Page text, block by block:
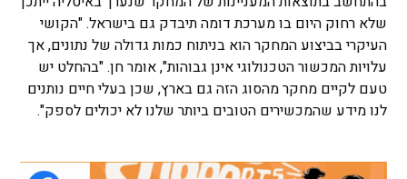
שלא רחוק היום בו מערכת דומה תיבדק גם בישראל. "הקושי
העיקרי בביצוע המחקר הוא בניתוח כמות גדולה של נתונים, אך
עלויות המכשור הטכנולוגי אינן גבוהות", אומר חן. "בהחלט יש
טעם לקיים מחקר מהסוג הזה גם בארץ, שכן בעלי חיים נותנים
לנו מידע שהמכשירים הטובים ביותר שלנו לא יכולים לספק".